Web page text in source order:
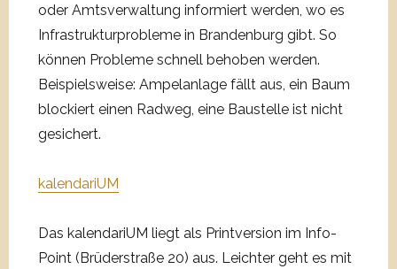
oder Amtsverwaltung informiert werden, wo es
Infrastrukturprobleme in Brandenburg gibt. So
können Probleme schnell behoben werden.
Beispielsweise: Ampelanlage fällt aus, ein Baum
blockiert einen Radweg, eine Baustelle ist nicht
gesichert.
kalendariUM
Das kalendariUM liegt als Printversion im Info-
Point (Brüderstraße 20) aus. Leichter geht es mit